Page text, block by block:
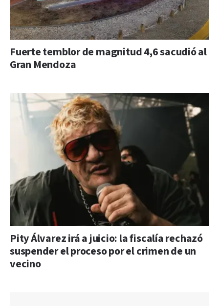
Fuerte temblor de magnitud 4,6 sacudió al
Gran Mendoza
Pity Álvarez irá a juicio: la fiscalía rechazó
suspender el proceso por el crimen de un
vecino